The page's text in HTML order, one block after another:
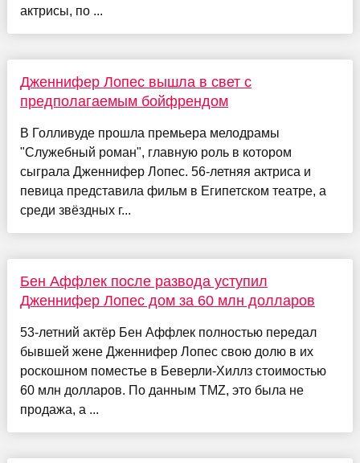
актрисы, по ...
Дженнифер Лопес вышла в свет с
предполагаемым бойфрендом
В Голливуде прошла премьера мелодрамы
"Служебный роман", главную роль в котором
сыграла Дженнифер Лопес. 56-летняя актриса и
певица представила фильм в Египетском театре, а
среди звёздных г...
Бен Аффлек после развода уступил
Дженнифер Лопес дом за 60 млн долларов
53-летний актёр Бен Аффлек полностью передал
бывшей жене Дженнифер Лопес свою долю в их
роскошном поместье в Беверли-Хиллз стоимостью
60 млн долларов. По данным TMZ, это была не
продажа, а ...